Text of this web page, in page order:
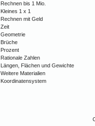
Rechnen bis 1 Mio.
Kleines 1 x 1
Rechnen mit Geld
Zeit
Geometrie
Brüche
Prozent
Rationale Zahlen
Längen, Flächen und Gewichte
Weitere Materialien
Koordinatensystem